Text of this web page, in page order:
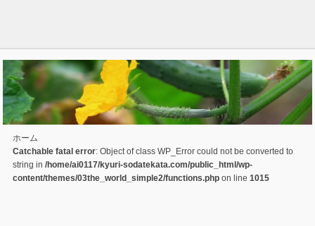
ホーム
Catchable fatal error: Object of class WP_Error could not be converted to
string in /home/ai0117/kyuri-sodatekata.com/public_html/wp-
content/themes/03the_world_simple2/functions.phpon line 1015